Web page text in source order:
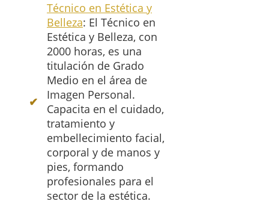
Técnico en Estética y
Belleza: El Técnico en
Estética y Belleza, con
2000 horas, es una
titulación de Grado
Medio en el área de
Imagen Personal.
Capacita en el cuidado,
tratamiento y
embellecimiento facial,
corporal y de manos y
pies, formando
profesionales para el
sector de la estética.